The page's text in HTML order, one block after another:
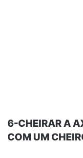
6-CHEIRAR A
COM UM